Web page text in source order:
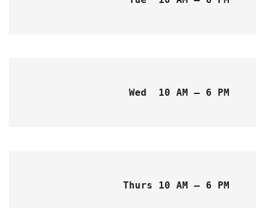
Wed  10 AM – 6 PM
Thurs 10 AM – 6 PM